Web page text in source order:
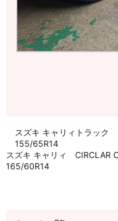
スズキ キャリィトラッ
155/65R14
スズキ キャリィ CIRCLAR
165/60R14